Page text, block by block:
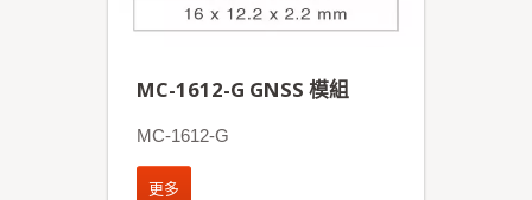
MC-1612-G GNSS 模組
MC-1612-G
更多